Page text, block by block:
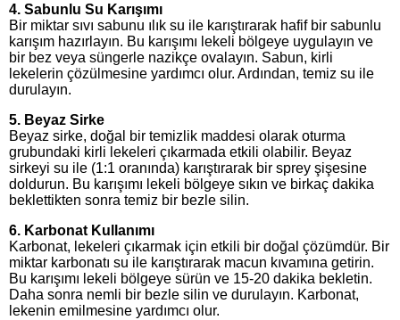
4. Sabunlu Su Karışımı
Bir miktar sıvı sabunu ılık su ile karıştırarak hafif bir sabunlu
karışım hazırlayın. Bu karışımı lekeli bölgeye uygulayın ve
bir bez veya süngerle nazikçe ovalayın. Sabun, kirli
lekelerin çözülmesine yardımcı olur. Ardından, temiz su ile
durulayın.
5. Beyaz Sirke
Beyaz sirke, doğal bir temizlik maddesi olarak oturma
grubundaki kirli lekeleri çıkarmada etkili olabilir. Beyaz
sirkeyi su ile (1:1 oranında) karıştırarak bir sprey şişesine
doldurun. Bu karışımı lekeli bölgeye sıkın ve birkaç dakika
beklettikten sonra temiz bir bezle silin.
6. Karbonat Kullanımı
Karbonat, lekeleri çıkarmak için etkili bir doğal çözümdür. Bir
miktar karbonatı su ile karıştırarak macun kıvamına getirin.
Bu karışımı lekeli bölgeye sürün ve 15-20 dakika bekletin.
Daha sonra nemli bir bezle silin ve durulayın. Karbonat,
lekenin emilmesine yardımcı olur.